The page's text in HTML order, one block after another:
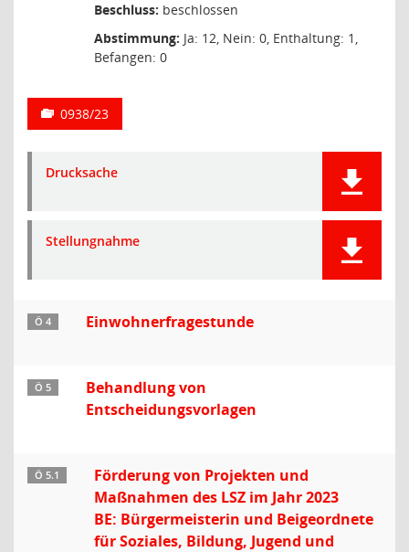
Beschluss: beschlossen
Abstimmung: Ja: 12, Nein: 0, Enthaltung: 1,
Befangen: 0
0938/23
Drucksache
Stellungnahme
Ö 4 Einwohnerfragestunde
Ö 5
Behandlung von
Entscheidungsvorlagen
Ö 5.1
Förderung von Projekten und
Maßnahmen des LSZ im Jahr 2023
BE: Bürgermeisterin und Beigeordnete
für Soziales, Bildung, Jugend und